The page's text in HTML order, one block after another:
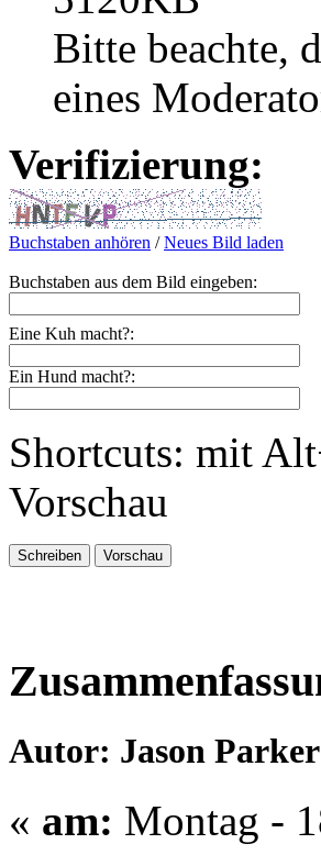
Bitte beachte,
eines
Verifizierung:
Buchstaben anhören /Neues Bild laden
Buchstaben aus dem Bild eingeben:
Eine Kuh macht?:
Ein Hund macht?:
Shortcuts: mit
Vorschau
Autor: Jason Parker
« am: Montag -